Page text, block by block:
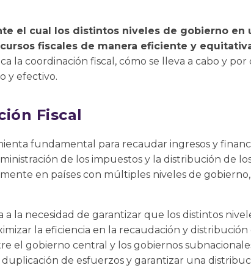
el cual los distintos niveles de gobierno en
fiscales de manera eficiente y
la coordinación fiscal, cómo se lleva a cabo y por
y efectivo.
Fiscal
fundamental para recaudar ingresos y
de los impuestos y la distribución de
en países con múltiples niveles de
la necesidad de garantizar que los distintos
la eficiencia en la recaudación y distribución
el gobierno central y los gobiernos
de esfuerzos y garantizar una